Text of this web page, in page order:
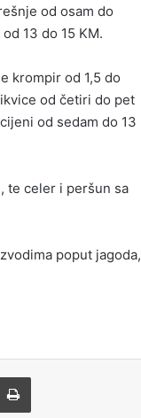
od osam do
13 do 15 KM.
krompir od 1,5 do
od četiri do pet
od sedam do 13
te celer i peršun sa
poput jagoda,